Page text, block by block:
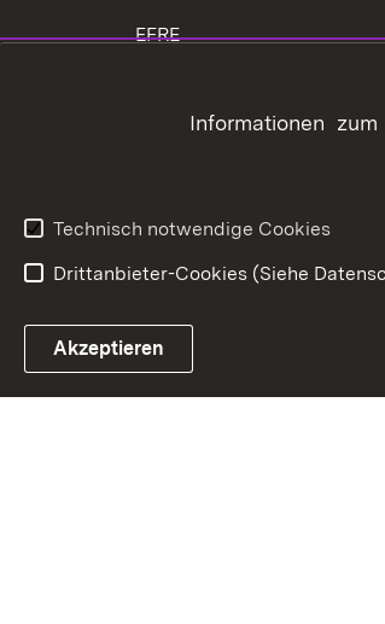
EFRE
Informationen zum
Technisch notwendige Cookies
Drittanbieter-Cookies (Siehe
Akzeptieren